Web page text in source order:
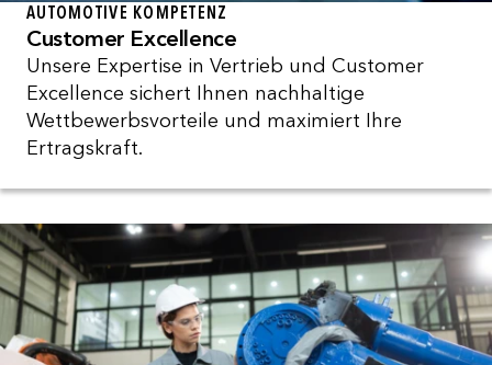
AUTOMOTIVE KOMPETENZ
Customer Excellence
Unsere Expertise in Vertrieb und Customer
Excellence sichert Ihnen nachhaltige
Wettbewerbsvorteile und maximiert Ihre
Ertragskraft.